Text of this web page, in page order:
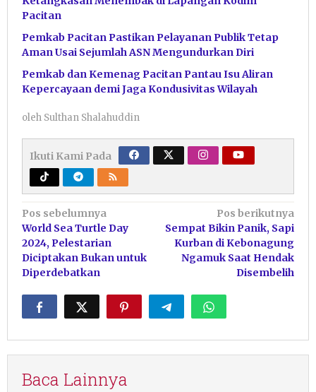
Pacitan
Pemkab Pacitan Pastikan Pelayanan Publik Tetap
Aman Usai Sejumlah ASN Mengundurkan Diri
Pemkab dan Kemenag Pacitan Pantau Isu Aliran
Kepercayaan demi Jaga Kondusivitas Wilayah
oleh Sulthan Shalahuddin
Ikuti Kami Pada
Navigasi
pos
Pos sebelumnya
World Sea Turtle Day
2024, Pelestarian
Diciptakan Bukan untuk
Diperdebatkan
Pos berikutnya
Sempat Bikin Panik, Sapi
Kurban di Kebonagung
Ngamuk Saat Hendak
Disembelih
Baca Lainnya